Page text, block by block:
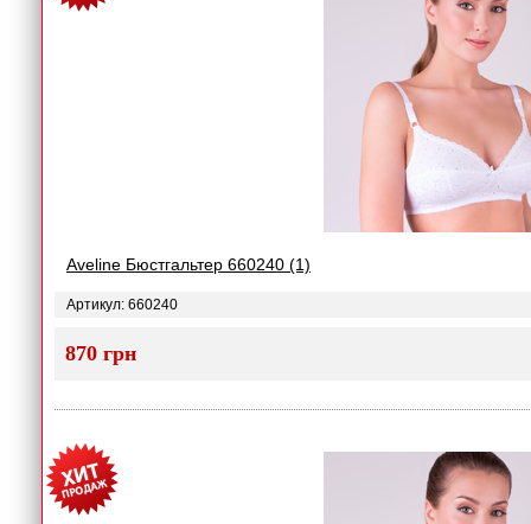
Aveline Бюстгальтер 660240 (1)
Артикул: 660240
870 грн